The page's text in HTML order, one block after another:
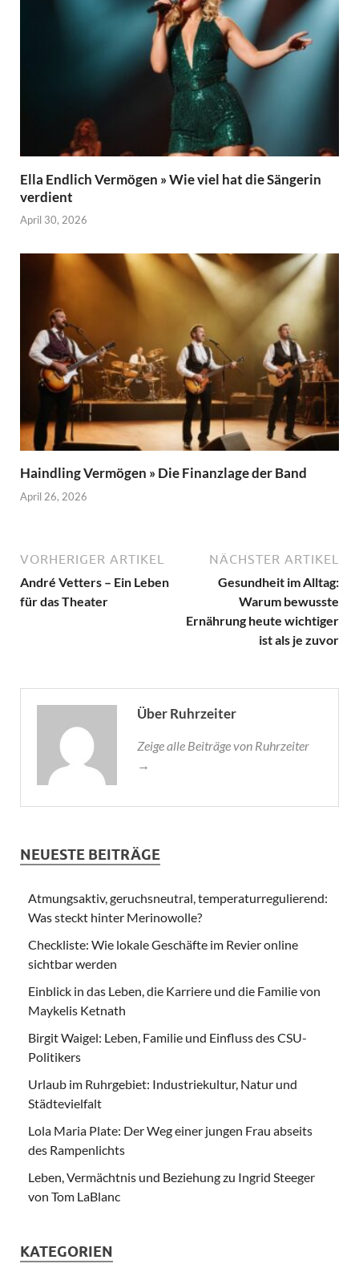
Ella Endlich Vermögen » Wie viel hat die Sängerin
verdient
April 30, 2026
Haindling Vermögen » Die Finanzlage der Band
April 26, 2026
VORHERIGER ARTIKEL
André Vetters – Ein Leben
für das Theater
NÄCHSTER ARTIKEL
Gesundheit im Alltag:
Warum bewusste
Ernährung heute wichtiger
ist als je zuvor
Über Ruhrzeiter
Zeige alle Beiträge von Ruhrzeiter
→
NEUESTE BEITRÄGE
Atmungsaktiv, geruchsneutral, temperaturregulierend:
Was steckt hinter Merinowolle?
Checkliste: Wie lokale Geschäfte im Revier online
sichtbar werden
Einblick in das Leben, die Karriere und die Familie von
Maykelis Ketnath
Birgit Waigel: Leben, Familie und Einfluss des CSU-
Politikers
Urlaub im Ruhrgebiet: Industriekultur, Natur und
Städtevielfalt
Lola Maria Plate: Der Weg einer jungen Frau abseits
des Rampenlichts
Leben, Vermächtnis und Beziehung zu Ingrid Steeger
von Tom LaBlanc
KATEGORIEN